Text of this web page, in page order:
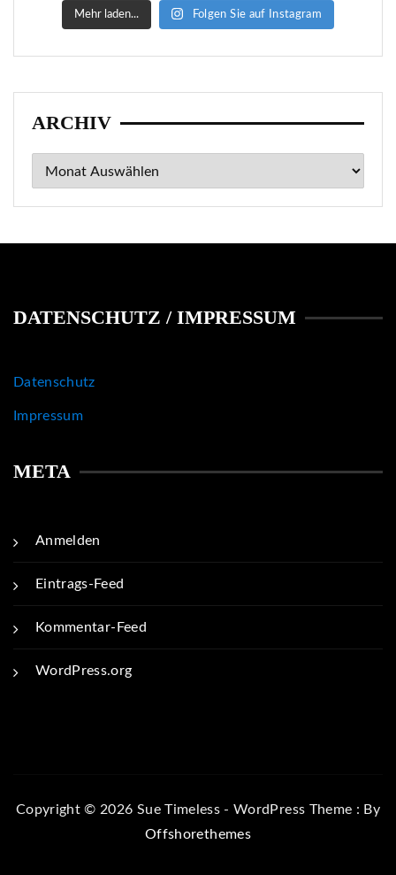
Mehr laden... Folgen Sie auf Instagram
ARCHIV
Archiv
DATENSCHUTZ / IMPRESSUM
Datenschutz
Impressum
META
Anmelden
Eintrags-Feed
Kommentar-Feed
WordPress.org
Copyright © 2026 Sue Timeless - WordPress Theme : By
Offshorethemes